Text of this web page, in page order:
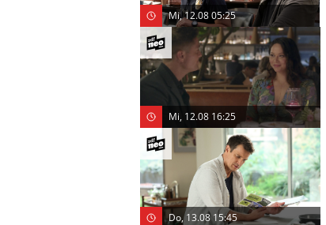
Mi, 12.08 05:25
Mi, 12.08 16:25
Do, 13.08 15:45